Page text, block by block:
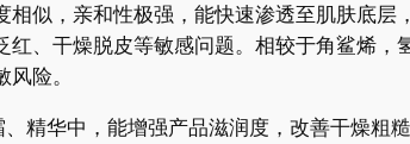
似，亲和性极强，能快速渗透至肌肤底
、干燥脱皮等敏感问题。相较于角鲨烯
险。
精华中，能增强产品滋润度，改善干燥粗